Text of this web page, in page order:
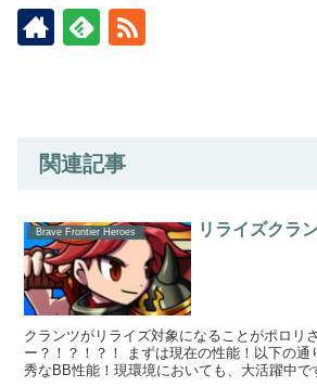
関連記事
Brave Frontier Heroes リライズクラ
クランツがリライズ対象になることがポロリ
ー？！？！？！ まずは現在の性能！以下の通りです もともと、超優
秀なBB性能！現環境においても、大活躍中です リライズしなく